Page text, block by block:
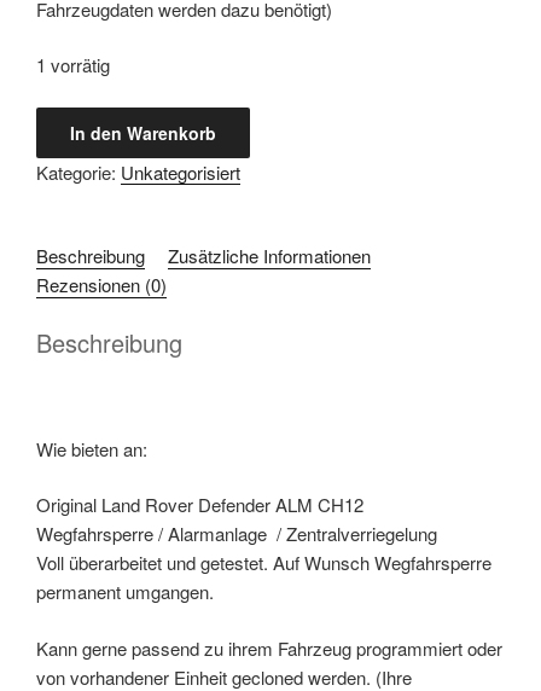
Fahrzeugdaten werden dazu benötigt)
1 vorrätig
Land
Rover
Defender
Wegfahrsperre
Menge
In den Warenkorb
Kategorie: Unkategorisiert
Beschreibung
Zusätzliche Informationen
Rezensionen (0)
Beschreibung
Wie bieten an:
Original Land Rover Defender ALM CH12
Wegfahrsperre / Alarmanlage / Zentralverriegelung
Voll überarbeitet und getestet. Auf Wunsch Wegfahrsperre
permanent umgangen.
Kann gerne passend zu ihrem Fahrzeug programmiert oder
von vorhandener Einheit gecloned werden. (Ihre